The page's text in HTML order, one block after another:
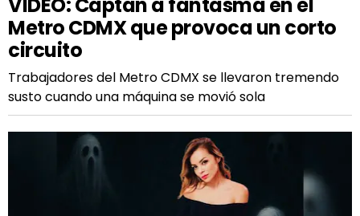
Metro CDMX que provoca un corto
circuito
Trabajadores del Metro CDMX se llevaron tremendo
susto cuando una máquina se movió sola